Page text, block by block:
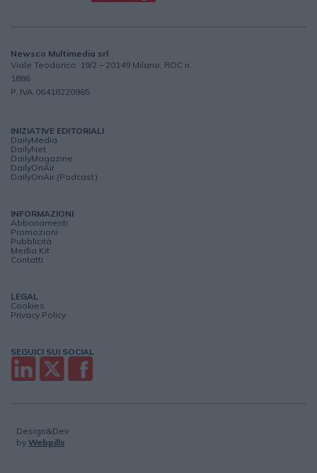
Newsco Multimedia srl
Viale Teodorico, 19/2 – 20149 Milano, ROC n.
1886
P. IVA 06418220965
INIZIATIVE EDITORIALI
DailyMedia
DailyNet
DailyMagazine
DailyOnAir
DailyOnAir (Podcast)
INFORMAZIONI
Abbonamenti
Promozioni
Pubblicità
Media Kit
Contatti
LEGAL
Cookies
Privacy Policy
SEGUICI SUI SOCIAL
Design&Dev
by Webpills